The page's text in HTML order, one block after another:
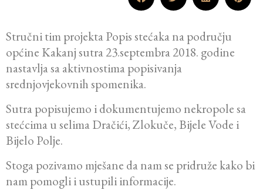
Stručni tim projekta Popis stećaka na području
općine Kakanj sutra 23.septembra 2018. godine
nastavlja sa aktivnostima popisivanja
srednjovjekovnih spomenika.
Sutra popisujemo i dokumentujemo nekropole sa
stećcima u selima Dračići, Zlokuče, Bijele Vode i
Bijelo Polje.
Stoga pozivamo mješane da nam se pridruže kako bi
nam pomogli i ustupili informacije.